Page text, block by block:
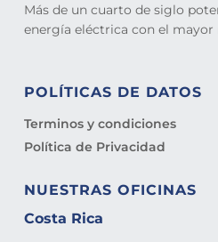
Más de un cuarto de siglo
energía eléctrica con el mayor
POLÍTICAS DE DATOS
Terminos y condiciones
Política de Privacidad
NUESTRAS OFICINAS
Costa Rica